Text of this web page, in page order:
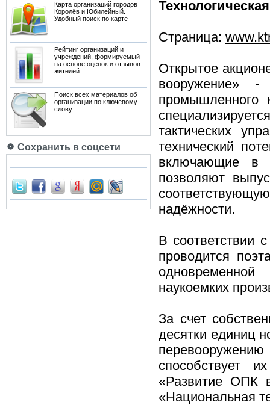
Карта организаций городов
Королёв и Юбилейный.
Удобный поиск по карте
Рейтинг организаций и
учреждений, формируемый
на основе оценок и отзывов
жителей
Поиск всех материалов об
организации по ключевому
слову
Сохранить в соцсети
Страница:
Открытое
вооружение» -
промышленного
тактических
технический
включающие в
позволяют
надёжности.
В соответствии
проводится
наукоемких
За счет
десятки единиц
способствует
«Развитие ОПК
«Национальная